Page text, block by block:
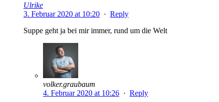
Ulrike
3. Februar 2020 at 10:20 · Reply
Suppe geht ja bei mir immer, rund um die Welt
volker.graubaum
4. Februar 2020 at 10:26 · Reply